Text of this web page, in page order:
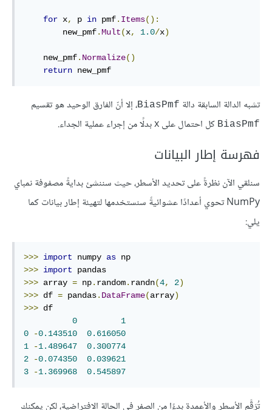
for x, p in pmf. Items():
        new_pmf
.Mult(x, 1.0/x)
    new_pmf
. Normalize()
return new_pmf
تشبه الدالة السابقة دالة BiasPmf، إلا أنّ الفارق الوحيد هو تقسيم
BiasPmf كل احتمال على x بدلًا من إجراء عملية الجداء.
فهرسة إطار البيانات
سنلقي الآن نظرةً على تحديد الأسطر، حيث سننشئ بدايةً مصفوفة نمباي
NumPy تحوي أعدادًا عشوائيةً سنستخدمها لتهيئة إطار بيانات كما
يلي:
>>> import numpy as
>>> import
>>> array = np. random. randn(4, 2)
>>> df = pandas. DataFrame(array)
>>> df
0
1
0
-0.143510
0.616050
1
-1.489647
0.300774
2
-0.074350
0.039621
3
-1.369968 0.545897